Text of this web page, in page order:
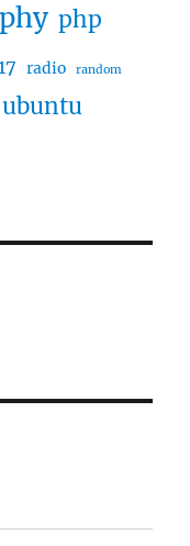
php
radio random
ubuntu